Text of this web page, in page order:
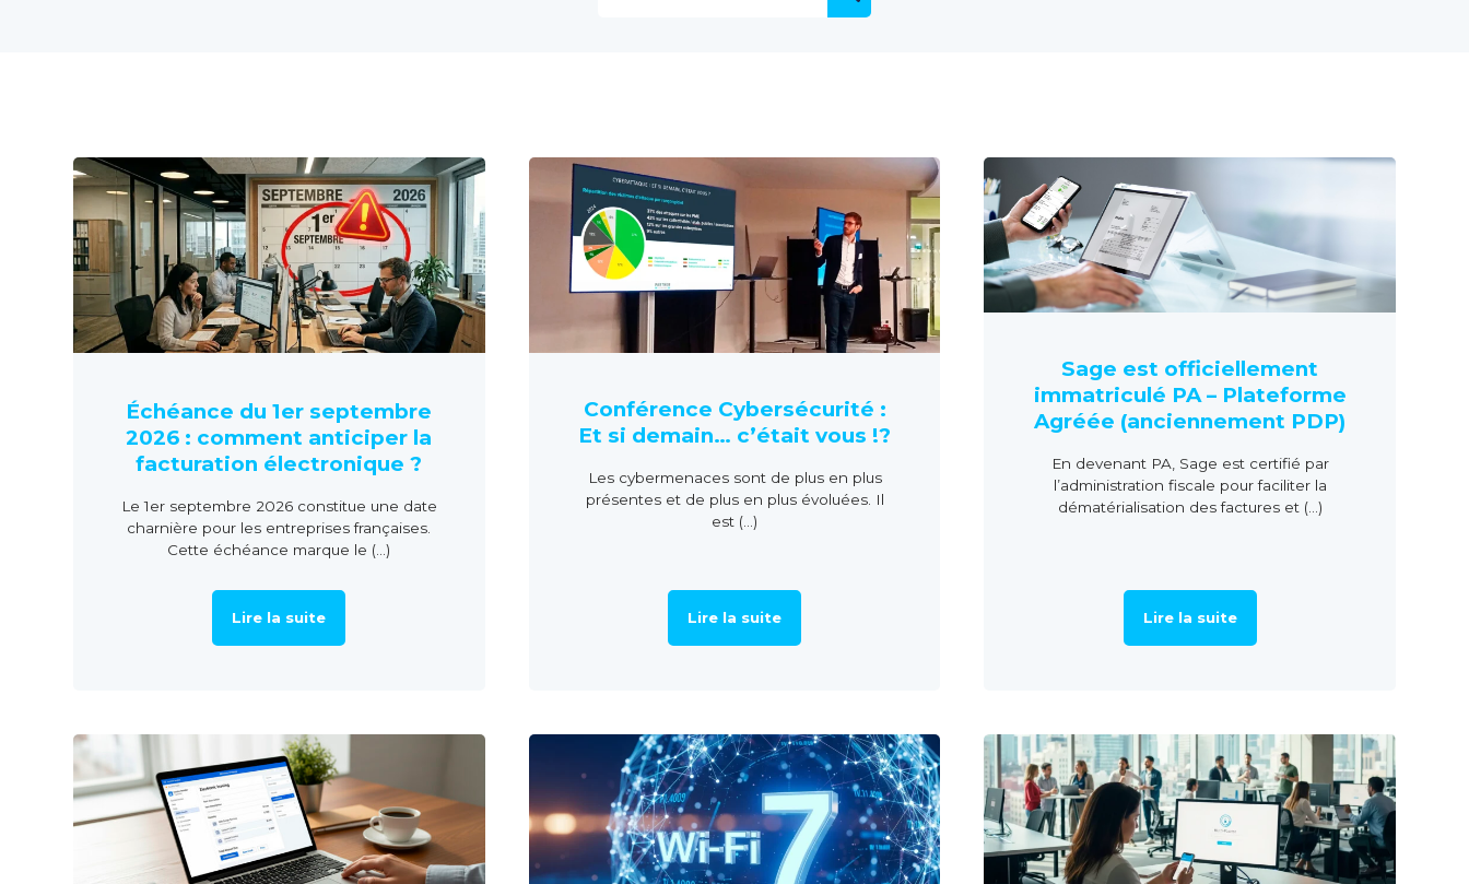
Échéance du 1er septembre
2026 : comment anticiper la
facturation électronique ?
Le 1er septembre 2026 constitue une date
charnière pour les entreprises françaises.
Cette échéance marque le (...)
Lire la suite
Conférence Cybersécurité :
Et si demain… c’était vous !?
Les cybermenaces sont de plus en plus
présentes et de plus en plus évoluées. Il
est (...)
Lire la suite
Sage est officiellement
immatriculé PA – Plateforme
Agréée (anciennement PDP)
En devenant PA, Sage est certifié par
l’administration fiscale pour faciliter la
dématérialisation des factures et (...)
Lire la suite